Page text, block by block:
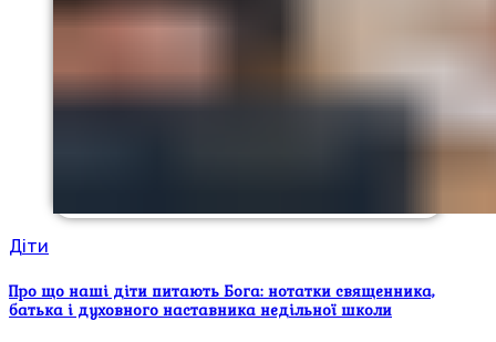
Діти
Про що наші діти питають Бога: нотатки священника,
батька і духовного наставника недільної школи